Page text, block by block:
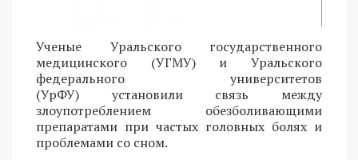
Ученые Уральского государственного
медицинского (УГМУ) и Уральского
федерального университетов
(УрФУ) установили связь между
злоупотреблением обезболивающими
препаратами при частых головных болях и
проблемами со сном.